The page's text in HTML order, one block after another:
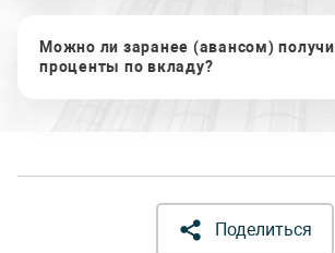
Можно ли заранее (авансом)
проценты по вкладу?
Поделиться